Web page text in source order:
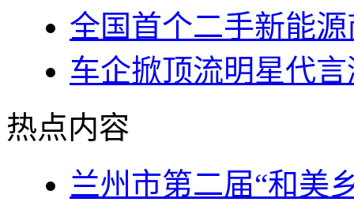
全国首个二手新能
车企掀顶流明星代
热点内容
兰州市第二届“和美